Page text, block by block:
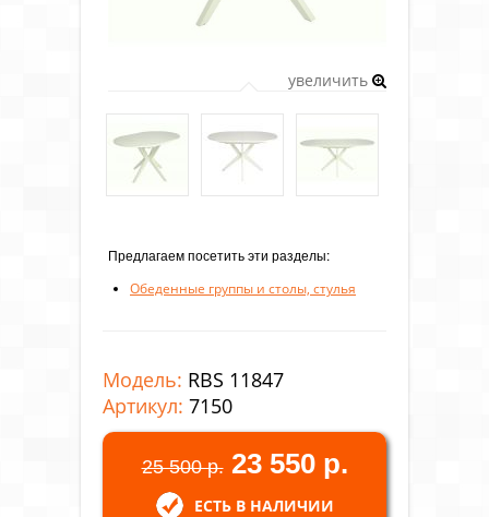
увеличить
Предлагаем посетить эти разделы:
Обеденные группы и столы, стулья
Модель: RBS 11847
Артикул: 7150
25 500 р. 23 550 р.
ЕСТЬ В НАЛИЧИИ